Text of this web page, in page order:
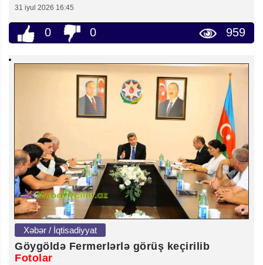
31 iyul 2026 16:45
0 0 959
Xəbər / İqtisadiyyat
Göygöldə Fermerlərlə görüş keçirilib
Fotolar